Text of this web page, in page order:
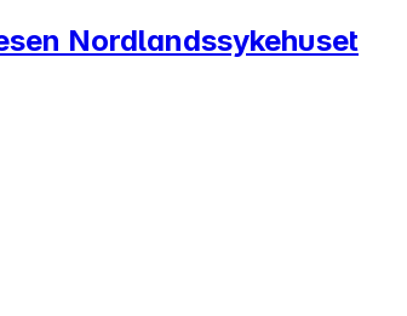
Nordlandssykehuset